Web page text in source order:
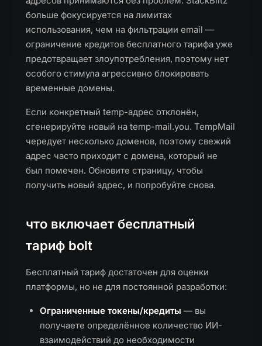
больше фокусируется на лимитах
использования, чем на фильтрации email —
ограничение кредитов бесплатного тарифа уже
предотвращает злоупотребления, поэтому нет
особого стимула агрессивно блокировать
временные домены.
Если конкретный temp-адрес отклонён,
сгенерируйте новый на temp-mail.you. TempMail
чередует несколько доменов, поэтому свежий
адрес часто приходит с домена, который не
был помечен. Обновите страницу, чтобы
получить новый адрес, и попробуйте снова.
что включает бесплатный
тариф bolt
Бесплатный тариф достаточен для оценки
платформы, но не для постоянной разработки:
Ограниченные токены/кредиты — вы
получаете определённое количество ИИ-
взаимодействий до необходимости